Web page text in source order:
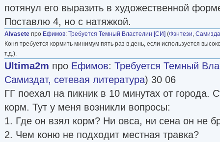
потянул его выразить в художественной
Поставлю 4, но с натяжкой.
Alvasete про Ефимов: Требуется Темный Властелин [СИ] (Фэнтези,
Коня требуется кормить минимум пять раз в день, если используется
т.д.).
Ultima2m про Ефимов: Требуется Темный
Самиздат, сетевая литература) 30 06
ГГ поехал на пикник в 10 минутах от города.
корм. Тут у меня возникли вопросы:
1. Где он взял корм? Ни овса, ни сена он не
2. Чем коню не подходит местная травка?